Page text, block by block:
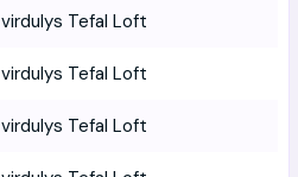
Tefal Loft
Tefal Loft
Tefal Loft